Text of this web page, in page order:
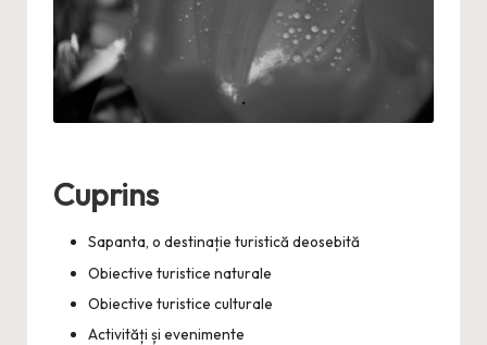
Cuprins
Sapanta, o destinație turistică deosebită
Obiective turistice naturale
Obiective turistice culturale
Activități și evenimente